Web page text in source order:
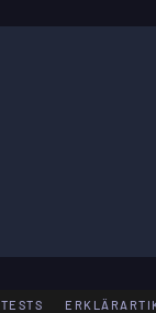
TESTS